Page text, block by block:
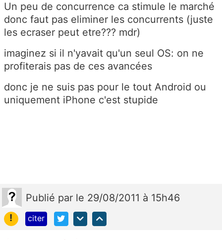
Un peu de concurrence ca stimule le marché
donc faut pas eliminer les concurrents (juste
les ecraser peut etre??? mdr)
imaginez si il n'yavait qu'un seul OS: on ne
profiterais pas de ces avancées
donc je ne suis pas pour le tout Android ou
uniquement iPhone c'est stupide
Publié par le 29/08/2011 à 15h46
!
citer